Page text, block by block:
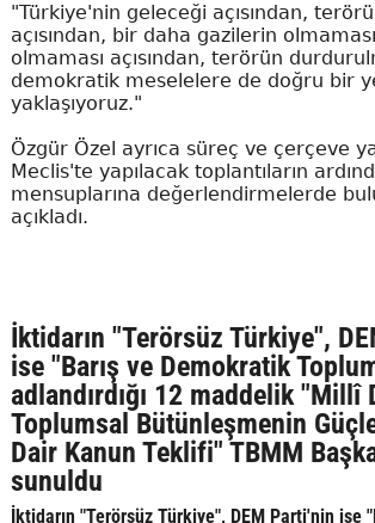
"Türkiye'nin geleceği açısından,
açısından, bir daha gazilerin
olmaması açısından, terörün
demokratik meselelere de doğru bir
yaklaşıyoruz."
Özgür Özel ayrıca süreç ve çerçeve
Meclis'te yapılacak toplantıların
mensuplarına değerlendirmelerde
açıkladı.
İktidarın "Terörsüz Türkiye",
ise "Barış ve Demokratik
adlandırdığı 12 maddelik "Millî
Toplumsal Bütünleşmenin
Dair Kanun Teklifi" TBMM
sunuldu
İktidarın "Terörsüz Türkiye", DEM Parti'nin ise